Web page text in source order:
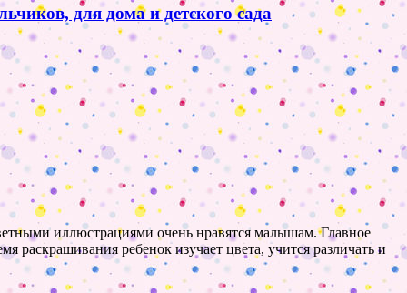
для дома и детского сада
иллюстрациями очень нравятся малышам. Главное
раскрашивания ребенок изучает цвета, учится различать и